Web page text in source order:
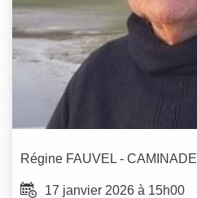
Régine FAUVEL - CAMINADE
17 janvier 2026 à 15h00